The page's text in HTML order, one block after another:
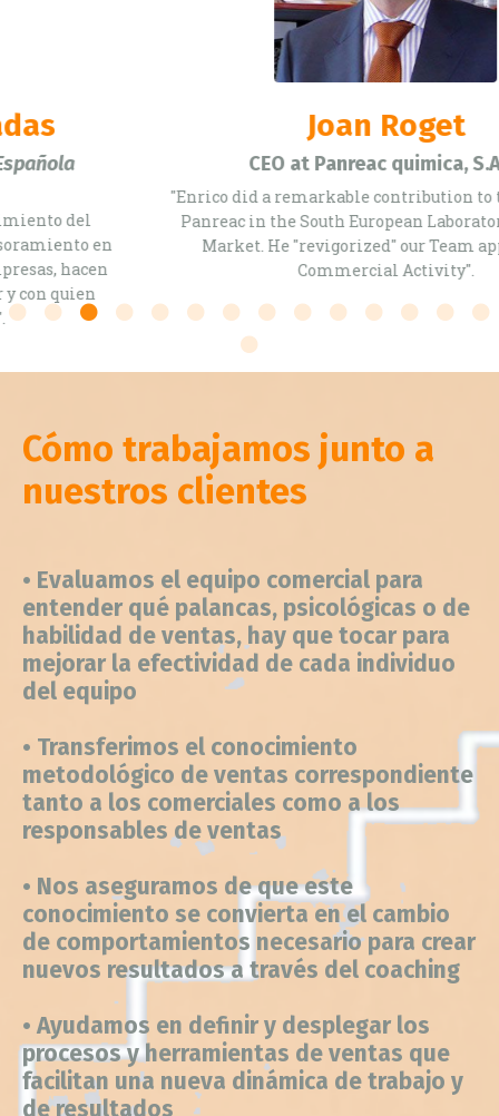
Joan Roget
CEO at Panreac quimica, S.A.U.
"Enrico did a remarkable contribution to the success of
Panreac in the South European Laboratory Reagents'
Market. He "revigorized" our Team approach to
Commercial Activity".
nuestros clientes
entender qué palancas, psicológicas o de
habilidad de ventas, hay que tocar para
mejorar la efectividad de cada individuo
del equipo
• Transferimos el conocimiento
metodológico de ventas correspondiente
tanto a los comerciales como a los
responsables de ventas
• Nos aseguramos de que este
conocimiento se convierta en el cambio
de comportamientos necesario para crear
nuevos resultados a través del coaching
• Ayudamos en definir y desplegar los
procesos y herramientas de ventas que
facilitan una nueva dinámica de trabajo y
de resultados